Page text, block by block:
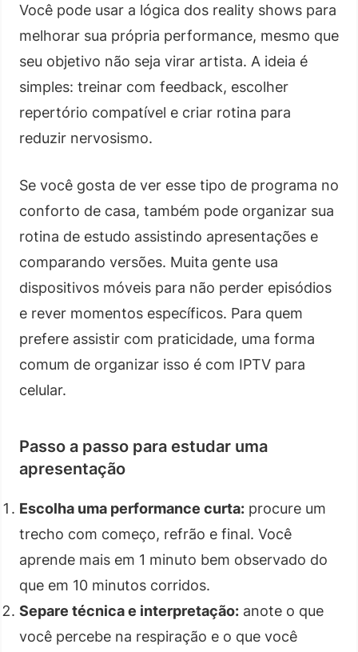
Você pode usar a lógica dos reality shows para
melhorar sua própria performance, mesmo que
seu objetivo não seja virar artista. A ideia é
simples: treinar com feedback, escolher
repertório compatível e criar rotina para
reduzir nervosismo.
Se você gosta de ver esse tipo de programa no
conforto de casa, também pode organizar sua
rotina de estudo assistindo apresentações e
comparando versões. Muita gente usa
dispositivos móveis para não perder episódios
e rever momentos específicos. Para quem
prefere assistir com praticidade, uma forma
comum de organizar isso é com IPTV para
celular.
Passo a passo para estudar uma
apresentação
Escolha uma performance curta: procure um
trecho com começo, refrão e final. Você
aprende mais em 1 minuto bem observado do
que em 10 minutos corridos.
Separe técnica e interpretação: anote o que
você percebe na respiração e o que você